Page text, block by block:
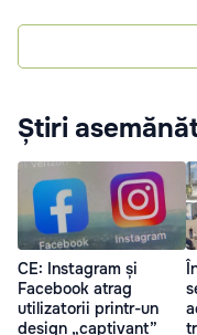
Știri
CE: Instagram și
Facebook atrag
utilizatorii printr-un
design „captivant”